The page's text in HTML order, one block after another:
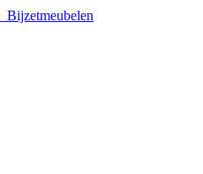
Bijzetmeubelen